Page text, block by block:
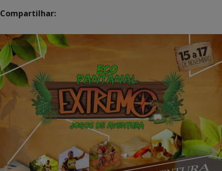
Compartilhar: